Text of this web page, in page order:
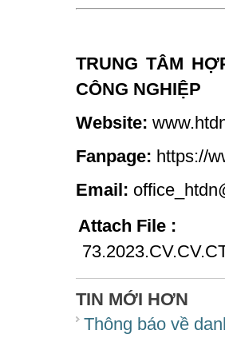
TRUNG TÂM
CÔNG NGHIỆP
Website:
Fanpage: https://
Email:
Attach File :
TIN MỚI HƠN
Thông báo về